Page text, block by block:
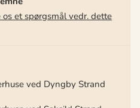
et spørgsmål vedr. dette
ved Dyngby Strand